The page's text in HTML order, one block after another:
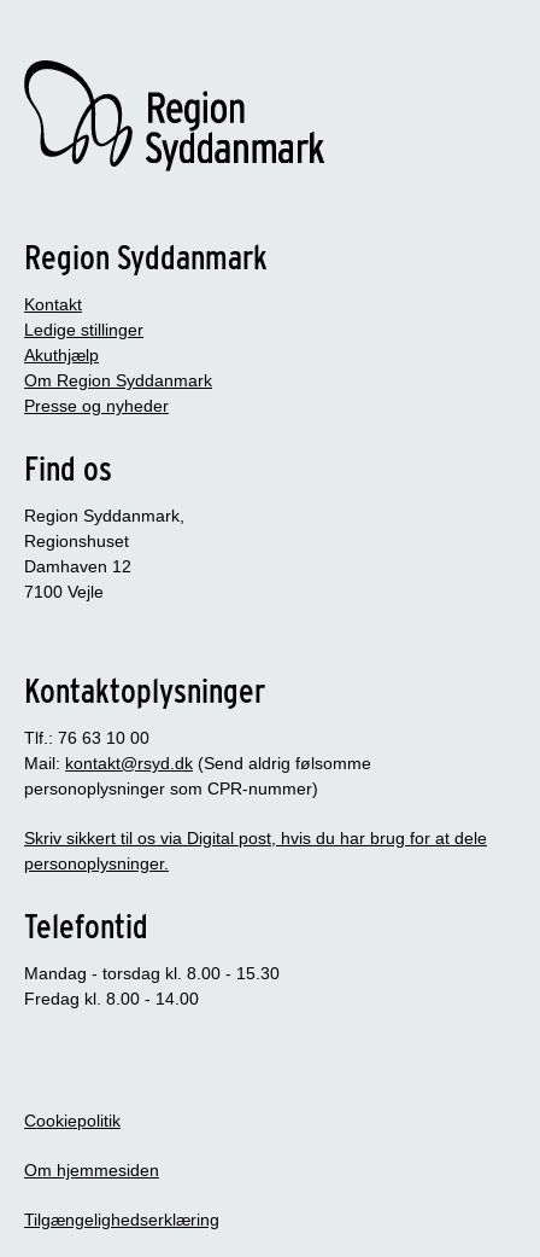
Region Syddanmark
Kontakt
Ledige stillinger
Akuthjælp
Om Region Syddanmark
Presse og nyheder
Find os
Region Syddanmark,
Regionshuset
Damhaven 12
7100 Vejle
Kontaktoplysninger
Tlf.: 76 63 10 00
Mail: kontakt@rsyd.dk (Send aldrig følsomme
personoplysninger som CPR-nummer)
Skriv sikkert til os via Digital post, hvis du har brug for at dele
personoplysninger.
Telefontid
Mandag - torsdag kl. 8.00 - 15.30
Fredag kl. 8.00 - 14.00
Cookiepolitik
Om hjemmesiden
Tilgængelighedserklæring